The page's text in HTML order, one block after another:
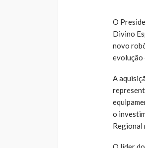
O
Divino
novo
evolução
A
o
Regional